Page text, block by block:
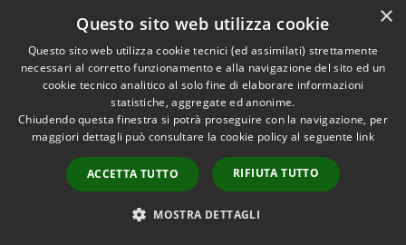
Dichiarazione di accessibilità
RSS
Accessibilità
Copyright © 2026 • Comune di
Bolano • Powered by
Municipium•
Accesso
redazione
×
Questo sito web utilizza cookie
Questo sito web utilizza cookie tecnici (ed assimilati) strettamente
necessari al corretto funzionamento e alla navigazione del sito ed un
cookie tecnico analitico al solo fine di elaborare informazioni
statistiche, aggregate ed anonime.
Chiudendo questa finestra si potrà proseguire con la navigazione, per
maggiori dettagli può consultare la cookie policy al seguente link
ACCETTA TUTTO RIFIUTA TUTTO
MOSTRA DETTAGLI